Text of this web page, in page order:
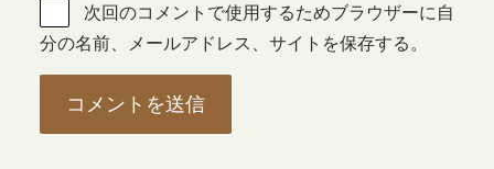
次回のコメントで使用するためブラウザーに自
分の名前、メールアドレス、サイトを保存する。